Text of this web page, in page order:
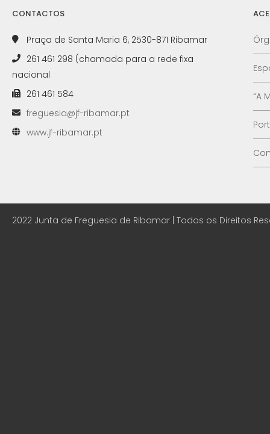
CONTACTOS
Praça de Santa Maria 6, 2530-871 Ribamar
261 461 298 (chamada para a rede fixa
nacional
261 461 584
freguesia@jf-ribamar.pt
www.jf-ribamar.pt
“A
2022 Junta de Freguesia de Ribamar | Todos os Direitos